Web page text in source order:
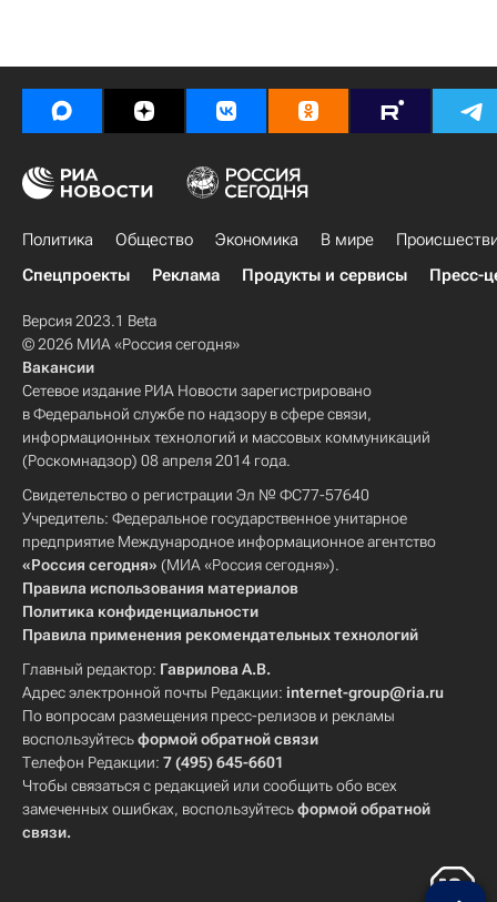
Политика Общество Экономика В мире
Спецпроекты
Реклама Продукты и сервисы Пресс-
Версия 2023.1 Beta
© 2026 МИА «Россия сегодня»
Вакансии
Сетевое издание РИА Новости зарегистрировано
в Федеральной службе по надзору в сфере связи,
информационных технологий и массовых коммуникаций
(Роскомнадзор) 08 апреля 2014 года.
Свидетельство о регистрации Эл № ФС77-57640
Учредитель: Федеральное государственное унитарное
предприятие Международное информационное агентство
«Россия сегодня» (МИА «Россия сегодня»).
Правила использования материалов
Политика конфиденциальности
Правила применения рекомендательных технологий
Главный редактор: Гаврилова А.В.
Адрес электронной почты Редакции: internet-group@ria.ru
По вопросам размещения пресс-релизов и рекламы
воспользуйтесьформой обратной связи
Телефон Редакции: 7 (495) 645-6601
Чтобы связаться с редакцией или сообщить обо всех
замеченных ошибках, воспользуйтесьформой обратной
связи.